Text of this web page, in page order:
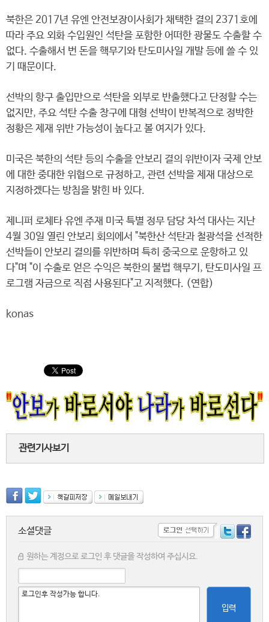
북한은 2017년 유엔 안전보장이사회가 채택한 결의 2371호에
따라 주요 외화 수입원인 석탄을 포함한 어떠한 광물도 수출할 수
없다. 수출해서 번 돈을 핵무기와 탄도미사일 개발 등에 쓸 수 있
기 때문이다.
선박의 항구 출입만으로 석탄을 외부로 반출했다고 단정할 수는
없지만, 주요 석탄 수출 창구에 대형 선박이 반복적으로 정박한
정황은 제재 위반 가능성이 높다고 볼 여지가 있다.
미국은 북한의 석탄 등의 수출을 안보리 결의 위반이자 국제 안보
에 대한 중대한 위협으로 규정하고, 관련 선박을 제재 대상으로
지정하겠다는 방침을 밝힌 바 있다.
제니퍼 로체타 유엔 주재 미국 특별 정무 담당 차석 대사는 지난
4월 30일 열린 안보리 회의에서 "북한산 석탄과 철광석을 선적한
선박들이 안보리 결의를 위반하며 특히 중국으로 운항하고 있
다"며 "이 수출로 얻은 수익은 북한의 불법 핵무기, 탄도미사일 프
로그램 자금으로 직접 사용된다"고 지적했다. (연합)
konas
관련기사보기
소셜댓글
원하는 계정으로 로그인 후 댓글을 작성하여 주십시요.
입력